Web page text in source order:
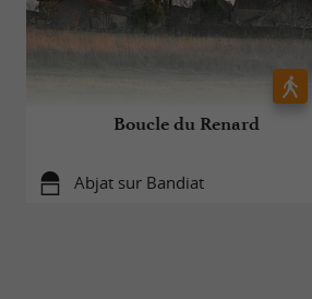
Boucle du Renard
Abjat sur Bandiat